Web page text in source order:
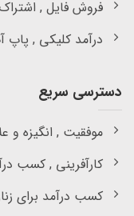
فروش فایل ,
درآمد کلیکی ,
دسترسی سریع
موفقیت , انگیزه و
کارآفرینی , کسب
کسب درآمد برای